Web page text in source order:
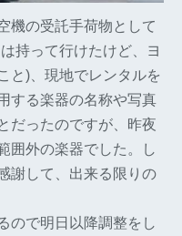
機の受託手荷物として
持って行けたけど、ヨ
と)、現地でレンタルを
する楽器の名称や写真
だったのですが、昨夜
囲外の楽器でした。し
謝して、出来る限りの
ので明日以降調整をし